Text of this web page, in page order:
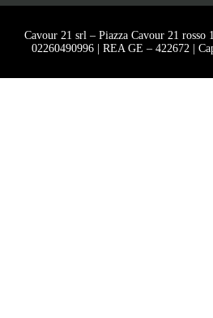
Cavour 21 srl – Piazza Cavour 21 rosso
02260490996 | REA GE – 422672 |